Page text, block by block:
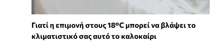
Γιατί η επιμονή στους 18°C μπορεί να βλάψει το
κλιματιστικό σας αυτό το καλοκαίρι